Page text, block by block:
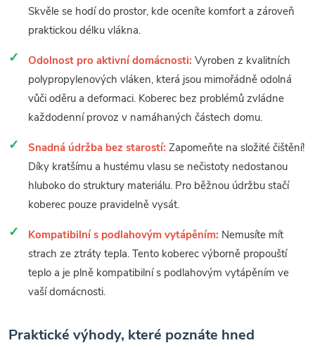
Skvěle se hodí do prostor, kde oceníte komfort a zároveň
praktickou délku vlákna.
Odolnost pro aktivní domácnosti: Vyroben z kvalitních
polypropylenových vláken, která jsou mimořádně odolná
vůči oděru a deformaci. Koberec bez problémů zvládne
každodenní provoz v namáhaných částech domu.
Snadná údržba bez starostí: Zapomeňte na složité čištění!
Díky kratšímu a hustému vlasu se nečistoty nedostanou
hluboko do struktury materiálu. Pro běžnou údržbu stačí
koberec pouze pravidelně vysát.
Kompatibilní s podlahovým vytápěním: Nemusíte mít
strach ze ztráty tepla. Tento koberec výborně propouští
teplo a je plně kompatibilní s podlahovým vytápěním ve
vaší domácnosti.
Praktické výhody, které poznáte hned